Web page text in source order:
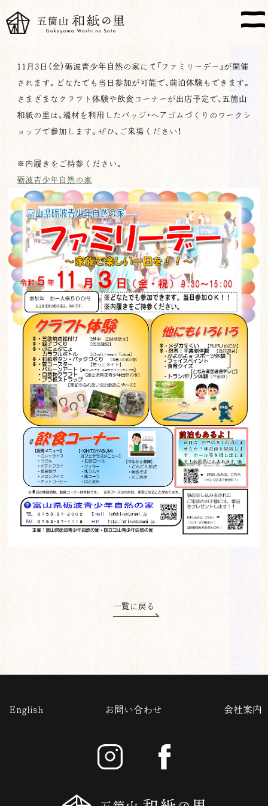
11月3日（金）砺波青少年自然の家にて「ファミリーデー」が開催
されます。どなたでも当日参加が可能で、前泊体験もできます。
さまざまなクラフト体験や飲食コーナーが出店予定で、五箇山
和紙の里は、端材を利用したバッジ・ヘアゴムづくりのワークシ
ョップで参加します。ぜひ、ご来場ください！
※内履きをご持参ください。
砺波青少年自然の家
一覧に戻る
English お問い合わせ 会社案内